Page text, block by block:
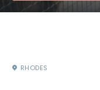
RHODES